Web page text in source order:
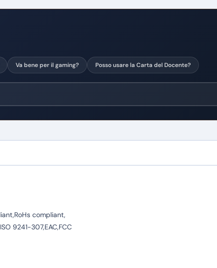
Va bene per il gaming? Posso usare la Carta del Docente?
compliant,
9241-307,EAC,FCC